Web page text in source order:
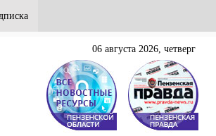
06 августа 2026, четверг